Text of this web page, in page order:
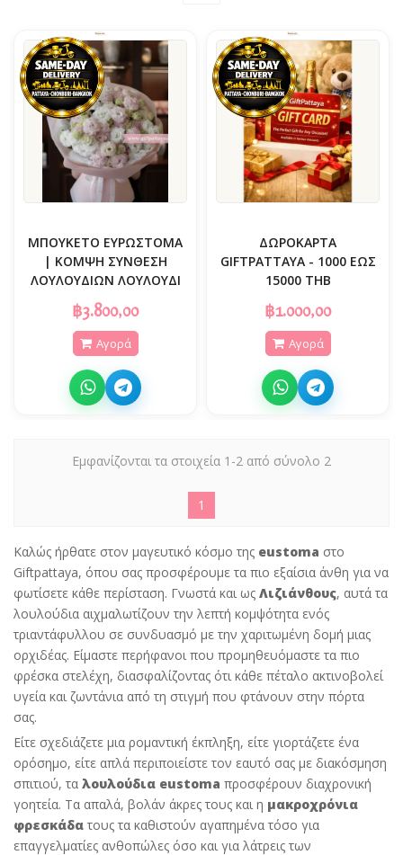
ΜΠΟΥΚΈΤΟ ΕΥΡΩΣΤΌΜΑ
| ΚΟΜΨΉ ΣΎΝΘΕΣΗ
ΛΟΥΛΟΥΔΙΏΝ ΛΟΥΛΟΎΔΙ
฿3.800,00
Αγορά
ΔΩΡΟΚΆΡΤΑ
GIFTPATTAYA - 1000 ΈΩΣ
15000 THB
฿1.000,00
Αγορά
Εμφανίζονται τα στοιχεία 1-2 από σύνολο 2
1
Καλώς ήρθατε στον μαγευτικό κόσμο της eustoma στο
Giftpattaya, όπου σας προσφέρουμε τα πιο εξαίσια άνθη για να
φωτίσετε κάθε περίσταση. Γνωστά και ως Λιζιάνθους, αυτά τα
λουλούδια αιχμαλωτίζουν την λεπτή κομψότητα ενός
τριαντάφυλλου σε συνδυασμό με την χαριτωμένη δομή μιας
ορχιδέας. Είμαστε περήφανοι που προμηθευόμαστε τα πιο
φρέσκα στελέχη, διασφαλίζοντας ότι κάθε πέταλο ακτινοβολεί
υγεία και ζωντάνια από τη στιγμή που φτάνουν στην πόρτα
σας.
Είτε σχεδιάζετε μια ρομαντική έκπληξη, είτε γιορτάζετε ένα
ορόσημο, είτε απλά περιποιείστε τον εαυτό σας με διακόσμηση
σπιτιού, τα λουλούδια eustoma προσφέρουν διαχρονική
γοητεία. Τα απαλά, βολάν άκρες τους και η μακροχρόνια
φρεσκάδα τους τα καθιστούν αγαπημένα τόσο για
επαγγελματίες ανθοπώλες όσο και για λάτρεις των